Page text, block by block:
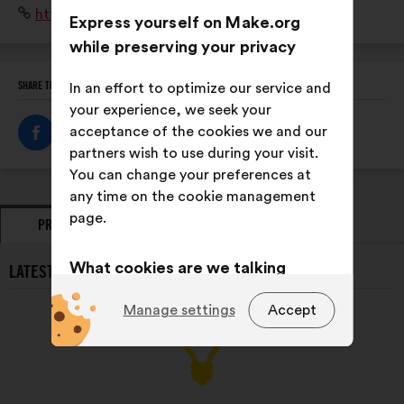
services via www.apec.fr ou dans 73 centres en France.
Website:
https://www.apec.fr/
SHARE THIS PROFILE
PROPOSALS
LATEST PROPOSALS FROM APEC:
Express yourself on Make.org
while preserving your privacy
In an effort to optimize our service and
your experience, we seek your
acceptance of the cookies we and our
partners wish to use during your visit.
You can change your preferences at
any time on the cookie management
page.
What cookies are we talking
about?
cookies that are
essential for the website’s
Accept
Manage settings